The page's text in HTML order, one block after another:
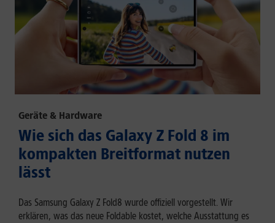
Geräte & Hardware
Wie sich das Galaxy Z Fold 8 im
kompakten Breitformat nutzen
lässt
Das Samsung Galaxy Z Fold8 wurde offiziell vorgestellt. Wir
erklären, was das neue Foldable kostet, welche Ausstattung es